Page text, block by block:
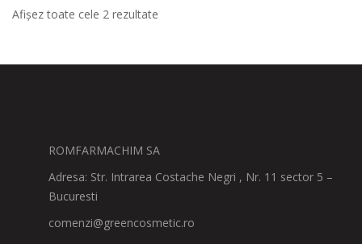
Afișez toate cele 2 rezultate
ROMFARMACHIM SA
Adresa: Str. Intrarea Costache Negri , Nr. 11 sector 5 –
Bucuresti
comenzi@greencosmetic.ro